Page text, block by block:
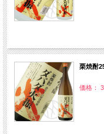
栗焼酎
価格：